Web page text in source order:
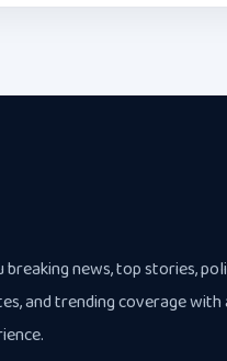
news, top stories,
and trending coverage with